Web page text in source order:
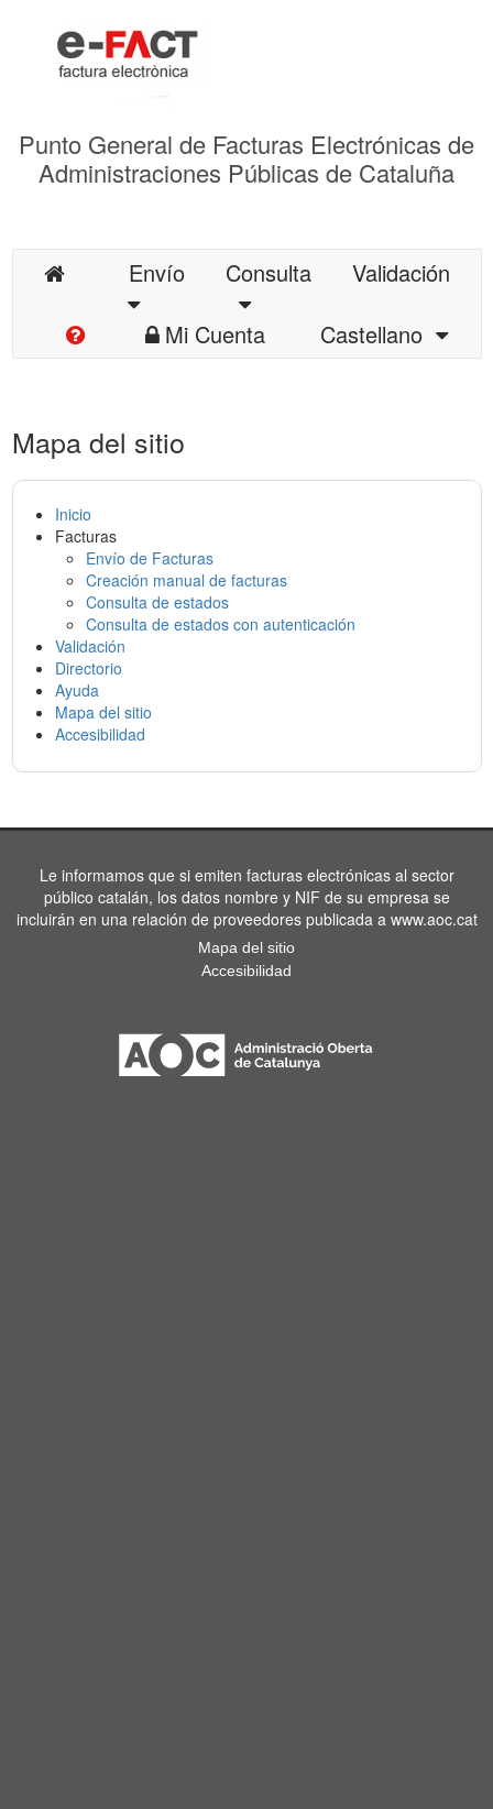
Punto General de Facturas Electrónicas de
Administraciones Públicas de Cataluña
Envío Consulta
Validación
Mi Cuenta
Castellano
Mapa del sitio
Inicio
Facturas
Envío de Facturas
Creación manual de facturas
Consulta de estados
Consulta de estados con autenticación
Validación
Directorio
Ayuda
Mapa del sitio
Accesibilidad
Le informamos que si emiten facturas electrónicas al sector
público catalán, los datos nombre y NIF de su empresa se
incluirán en una relación de proveedores publicada a www.aoc.cat
Mapa del sitio
Accesibilidad